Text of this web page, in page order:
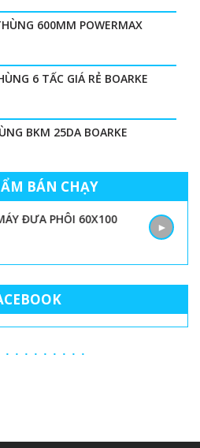
600MM POWERMAX
6 TẤC GIÁ RẺ BOARKE
BKM 25DA BOARKE
BÁN CHẠY
MÁY ĐƯA PHÔI 60X100
►